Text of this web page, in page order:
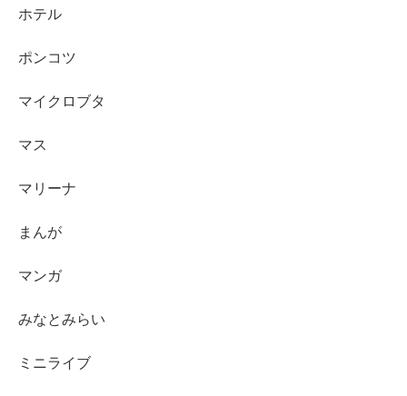
ホテル
ポンコツ
マイクロブタ
マス
マリーナ
まんが
マンガ
みなとみらい
ミニライブ